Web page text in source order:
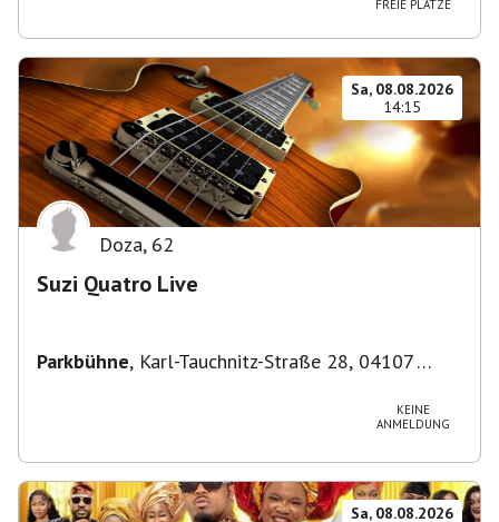
FREIE PLÄTZE
Sa, 08.08.2026
14:15
Doza, 62
Suzi Quatro Live
Parkbühne, Karl-Tauchnitz-Straße 28, 04107
KEINE
ANMELDUNG
Sa, 08.08.2026